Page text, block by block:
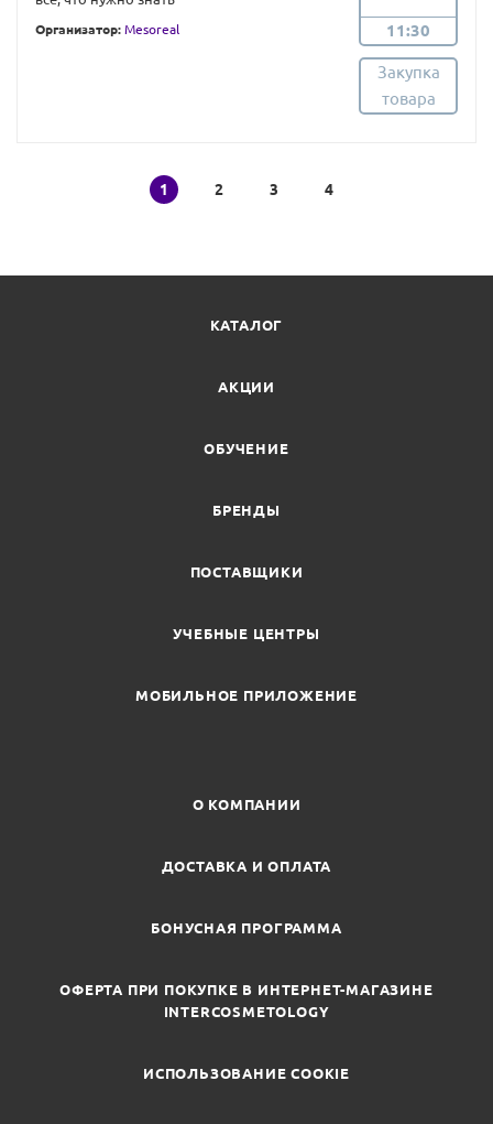
Организатор: Mesoreal 11:30
Закупка
товара
1 2 3 4
КАТАЛОГ
АКЦИИ
ОБУЧЕНИЕ
БРЕНДЫ
ПОСТАВЩИКИ
УЧЕБНЫЕ ЦЕНТРЫ
МОБИЛЬНОЕ ПРИЛОЖЕНИЕ
О КОМПАНИИ
ДОСТАВКА И ОПЛАТА
БОНУСНАЯ ПРОГРАММА
ОФЕРТА ПРИ ПОКУПКЕ В ИНТЕРНЕТ-МАГАЗИНЕ
INTERCOSMETOLOGY
ИСПОЛЬЗОВАНИЕ COOKIE